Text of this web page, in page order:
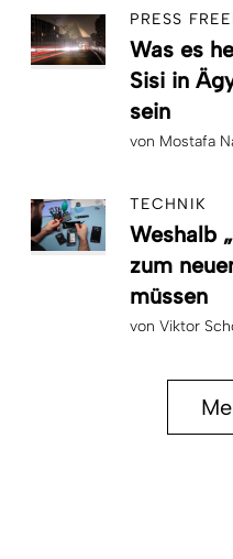
PRESS
Was es
Sisi in
sein
von Mostafa
TECHNIK
Weshalb
zum
müssen
von Viktor